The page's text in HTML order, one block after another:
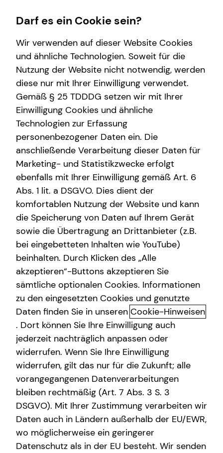
Wissenswertes
Über mich
Über tecis
teamzukunft
Karriere-Infos
Karrierechancen
Initiativbewerbung
Finanzberatung
Videoberatung
Spezialisten-Netzwerk
Investment
Kapitalanlage Immobilien
Service
Kundenportal
Philipp Baur
Teamleiter
Anrede
Titel
Vorname
Nachname
Adresse
Hausnummer
Postleitzahl
Telefonnummer
E-Mail
Darf es ein Cookie sein?
Wir verwenden auf dieser Website Cookies
und ähnliche Technologien. Soweit für die
Nutzung der Website nicht notwendig, werden
diese nur mit Ihrer Einwilligung verwendet.
Gemäß § 25 TDDDG setzen wir mit Ihrer
Einwilligung Cookies und ähnliche
Technologien zur Erfassung
personenbezogener Daten ein. Die
anschließende Verarbeitung dieser Daten für
Marketing- und Statistikzwecke erfolgt
ebenfalls mit Ihrer Einwilligung gemäß Art. 6
Abs. 1 lit. a DSGVO. Dies dient der
komfortablen Nutzung der Website und kann
die Speicherung von Daten auf Ihrem Gerät
sowie die Übertragung an Drittanbieter (z.B.
bei eingebetteten Inhalten wie YouTube)
beinhalten. Durch Klicken des „Alle
akzeptieren“-Buttons akzeptieren Sie
sämtliche optionalen Cookies. Informationen
zu den eingesetzten Cookies und genutzte
Daten finden Sie in unseren Cookie-Hinweisen
. Dort können Sie Ihre Einwilligung auch
jederzeit nachträglich anpassen oder
widerrufen. Wenn Sie Ihre Einwilligung
widerrufen, gilt das nur für die Zukunft; alle
vorangegangenen Datenverarbeitungen
bleiben rechtmäßig (Art. 7 Abs. 3 S. 3
DSGVO). Mit Ihrer Zustimmung verarbeiten wir
Daten auch in Ländern außerhalb der EU/EWR,
wo möglicherweise ein geringerer
Datenschutz als in der EU besteht. Wir senden